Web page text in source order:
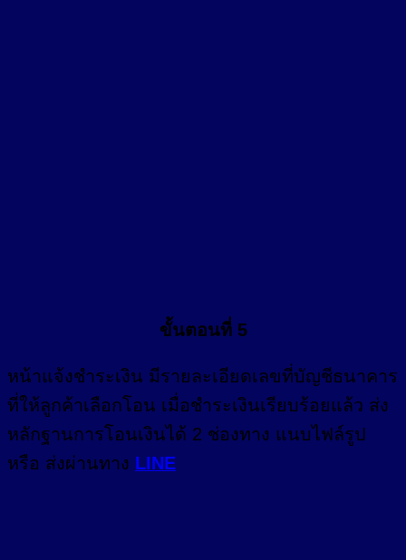
ขั้นตอนที่ 5
หน้าแจ้งชำระเงิน มีรายละเอียดเลขที่บัญชีธนาคาร
ที่ให้ลูกค้าเลือกโอน เมื่อชำระเงินเรียบร้อยแล้ว ส่ง
หลักฐานการโอนเงินได้ 2 ช่องทาง แนบไฟล์รูป
หรือ ส่งผ่านทาง LINE